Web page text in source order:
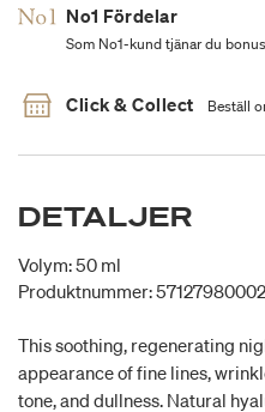
No1 Fördelar
Som No1-kund tjänar du
Click & Collect Beställ
DETALJER
Volym: 50 ml
Produktnummer:
This soothing, regenerating
appearance of fine lines,
tone, and dullness. Natural